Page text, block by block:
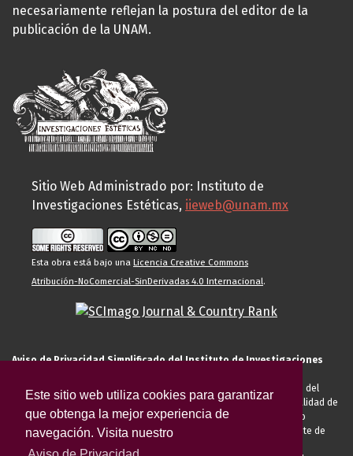
Este sitio web utiliza cookies para garantizar
que obtenga la mejor experiencia de
navegación. Visita nuestro
necesariamente reflejan la postura del editor de la
publicación de la UNAM.
Sitio Web Administrado por: Instituto de
Investigaciones Estéticas, iieweb@unam.mx
Esta obra está bajo una Licencia Creative Commons
Atribución-NoComercial-SinDerivadas 4.0 Internacional.
Aviso de Privacidad Simplificado del Instituto de Investigaciones
El Instituto de Investigaciones Estéticas de la UNAM, es responsable del
tratamiento de sus datos personales para el registro de usted en calidad de
alumno, docente, personal de la entidad académica, conferencista o
invitado externo (nacional o extranjero), visitante, proveedor o cliente de